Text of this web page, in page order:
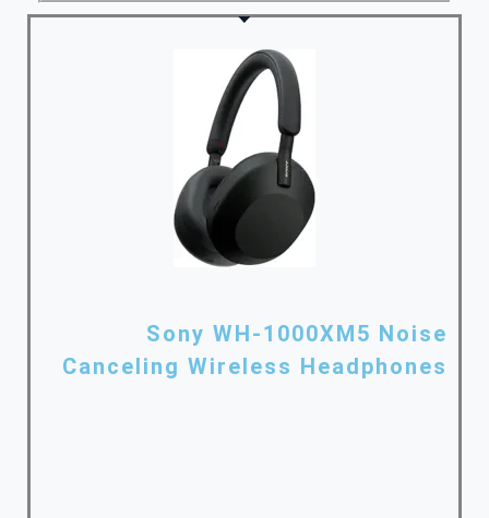
Sony WH-1000XM5 Noise
Canceling Wireless Headphones